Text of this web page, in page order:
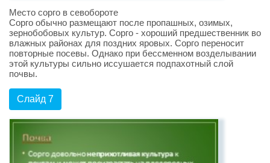
Место сорго в севобороте
Сорго обычно размещают после пропашных, озимых,
зернобобовых культур. Сорго - хороший предшественник во
влажных районах для поздних яровых. Сорго переносит
повторные посевы. Однако при бессменном возделывании
этой культуры сильно иссушается подпахотный слой
почвы.
Слайд 7